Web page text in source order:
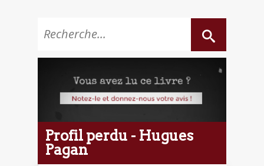
Profil perdu - Hugues
Pagan